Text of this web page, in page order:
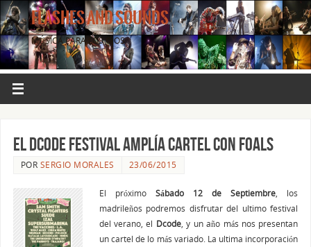
FLASHES AND SOUNDS
MÚSICA PARA LOS OJOS.
El DCode Festival amplía cartel con Foals
POR SERGIO MORALES 23/06/2015
El próximo Sábado 12 de Septiembre , los
madrileños podremos disfrutar del ultimo festival
del verano, el Dcode, y un año más nos presentan
un cartel de lo más variado. La ultima incorporación